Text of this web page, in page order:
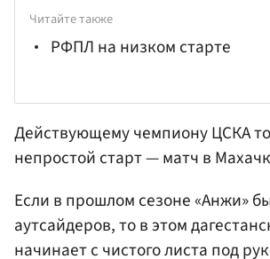
Читайте также
РФПЛ на низком старте
Действующемучемпиону ЦСКА
непростой старт — матч в
Если в прошлом сезоне «Анжи»
аутсайдеров, то в этом
начинает с чистого листа под